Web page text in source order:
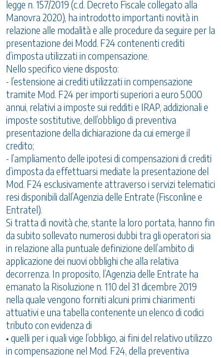
legge n. 157/2019 (c.d. Decreto Fiscale collegato alla
Manovra 2020), ha introdotto importanti novità in
relazione alle modalità e alle procedure da seguire per la
presentazione dei Modd. F24 contenenti crediti
d’imposta utilizzati in compensazione.
Nello specifico viene disposto:
- l’estensione ai crediti utilizzati in compensazione
tramite Mod. F24 per importi superiori a euro 5.000
annui, relativi a imposte sui redditi e IRAP, addizionali e
imposte sostitutive, dell’obbligo di preventiva
presentazione della dichiarazione da cui emerge il
credito;
- l’ampliamento delle ipotesi di compensazioni di crediti
d’imposta da effettuarsi mediate la presentazione del
Mod. F24 esclusivamente attraverso i servizi telematici
resi disponibili dall’Agenzia delle Entrate (Fisconline e
Entratel).
Si tratta di novità che, stante la loro portata, hanno fin
da subito sollevato numerosi dubbi tra gli operatori sia
in relazione alla puntuale definizione dell’ambito di
applicazione dei nuovi obblighi che alla relativa
decorrenza. In proposito, l’Agenzia delle Entrate ha
emanato la Risoluzione n. 110 del 31 dicembre 2019
nella quale vengono forniti alcuni primi chiarimenti
attuativi e una tabella contenente un elenco di codici
tributo con evidenza di
• quelli per i quali vige l’obbligo, ai fini del relativo utilizzo
in compensazione nel Mod. F24, della preventiva